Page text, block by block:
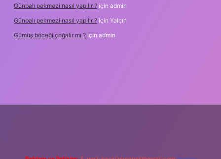
Günbalı pekmezi nasıl yapılır ? için admin
Günbalı pekmezi nasıl yapılır ? için Yalçın
Gümüş böceği çoğalır mı ? için admin